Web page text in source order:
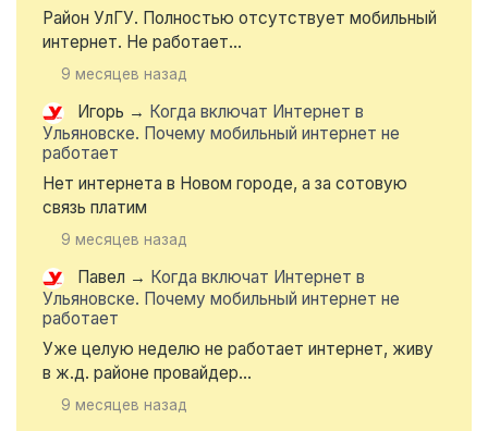
Район УлГУ. Полностью отсутствует мобильный
интернет. Не работает...
9 месяцев назад
Игорь → Когда включат Интернет в
Ульяновске. Почему мобильный интернет не
работает
Нет интернета в Новом городе, а за сотовую
связь платим
9 месяцев назад
Павел → Когда включат Интернет в
Ульяновске. Почему мобильный интернет не
работает
Уже целую неделю не работает интернет, живу
в ж.д. районе провайдер...
9 месяцев назад